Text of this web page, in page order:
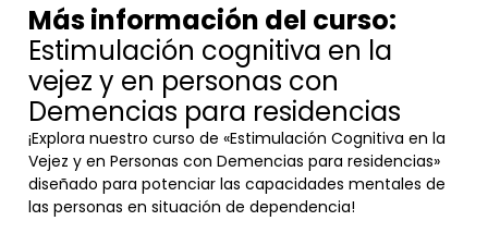
Más información del curso:
Estimulación cognitiva en la
vejez y en personas con
Demencias para residencias
¡Explora nuestro curso de «Estimulación Cognitiva en la
Vejez y en Personas con Demencias para residencias»
diseñado para potenciar las capacidades mentales de
las personas en situación de dependencia!